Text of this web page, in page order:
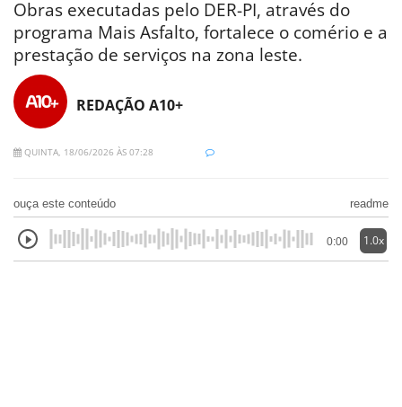
Obras executadas pelo DER-PI, através do
programa Mais Asfalto, fortalece o comério e a
prestação de serviços na zona leste.
REDAÇÃO A10+
QUINTA, 18/06/2026 ÀS 07:28
ouça este conteúdo readme
0:00 1.0x